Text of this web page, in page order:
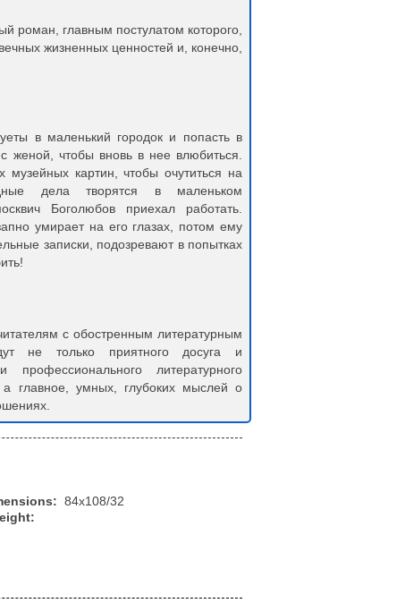
роман, главным постулатом которого,
жизненных ценностей и, конечно,
в маленький городок и попасть в
женой, чтобы вновь в нее влюбиться.
музейных картин, чтобы очутиться на
дела творятся в маленьком
Боголюбов приехал работать.
умирает на его глазах, потом ему
записки, подозревают в попытках
с обостренным литературным
не только приятного досуга и
литературного
а главное, умных, глубоких мыслей о
84x108/32